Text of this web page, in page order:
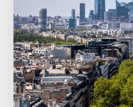
pour
l’entretien
et
la
valorisation
de
son
patrimoine